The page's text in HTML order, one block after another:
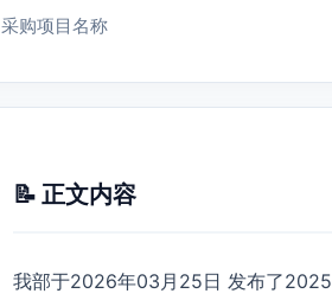
采购项目名称
📝 正文内容
我部于2026年03月25日 发布了